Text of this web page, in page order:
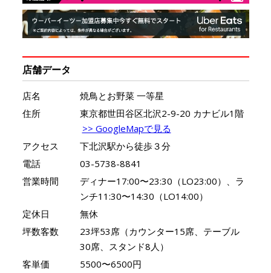
店舗データ
店名
焼鳥とお野菜 一等星
住所
東京都世田谷区北沢2-9-20 カナビル1階
>> GoogleMapで見る
アクセス
下北沢駅から徒歩３分
電話
03-5738-8841
営業時間
ディナー17:00〜23:30（LO23:00）、ラ
ンチ11:30〜14:30（LO14:00）
定休日
無休
坪数客数
23坪53席（カウンター15席、テーブル
30席、スタンド8人）
客単価
5500〜6500円